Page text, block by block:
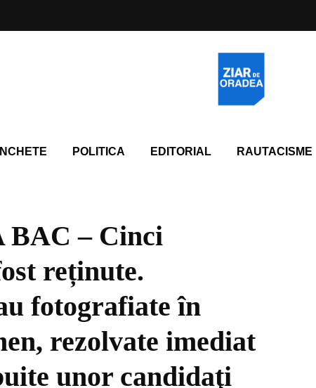
POLITICA EDITORIAL RAUTACISME
– Cinci
reținute.
fotografiate în
rezolvate imediat
unor candidaţi